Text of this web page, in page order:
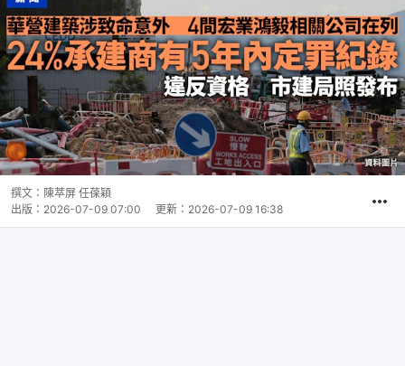
撰文： 陳萃屏 任葆穎
出版： 2026-07-09 07:00 更新： 2026-07-09 16:38